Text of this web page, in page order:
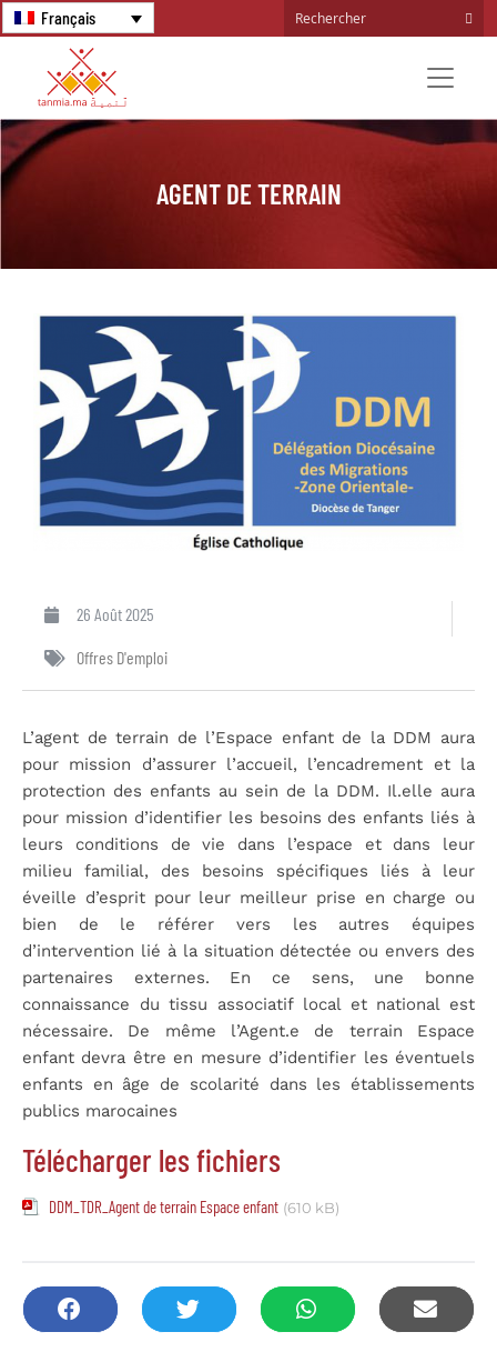
Français
AGENT DE TERRAIN
26 Août 2025
Offres D'emploi
L’agent de terrain de l’Espace enfant de la DDM aura
pour mission d’assurer l’accueil, l’encadrement et la
protection des enfants au sein de la DDM. Il.elle aura
pour mission d’identifier les besoins des enfants liés à
leurs conditions de vie dans l’espace et dans leur
milieu familial, des besoins spécifiques liés à leur
éveille d’esprit pour leur meilleur prise en charge ou
bien de le référer vers les autres équipes
d’intervention lié à la situation détectée ou envers des
partenaires externes. En ce sens, une bonne
connaissance du tissu associatif local et national est
nécessaire. De même l’Agent.e de terrain Espace
enfant devra être en mesure d’identifier les éventuels
enfants en âge de scolarité dans les établissements
publics marocaines
Télécharger les fichiers
DDM_TDR_Agent de terrain Espace enfant (610 kB)